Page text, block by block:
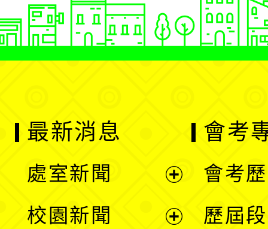
最新消息
處室新聞
校園新聞
會考
會考
歷屆